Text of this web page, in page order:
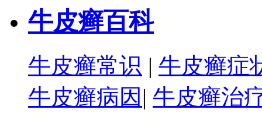
牛皮癣百科
牛皮癣常识 | 牛皮癣症
牛皮癣病因 | 牛皮癣治